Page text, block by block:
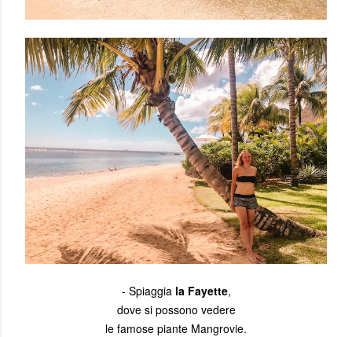
- Spiaggia la Fayette,
dove si possono vedere
le famose piante Mangrovie.